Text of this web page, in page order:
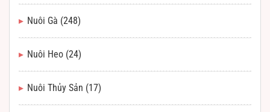
Nuôi Gà (248)
Nuôi Heo (24)
Nuôi Thủy Sản (17)